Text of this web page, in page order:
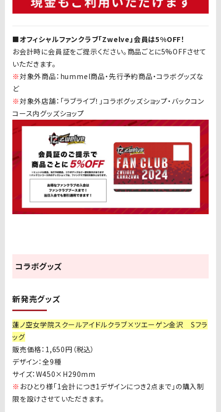
■オフィシャルファンクラブ「Zwelve」会員は5%OFF！
お会計時に会員証をご提示ください。商品ごとに5%OFFさせて
いただきます。
※対象外商品： hummel商品・先行予約商品・コラボグッズな
ど
※対象外店舗：「ラブライブ！」コラボグッズショップ・バックコン
コース内グッズショップ
コラボグッズ
新発売グッズ
蓮ノ空女学院スクールアイドルクラブ×ツエーゲン金沢 Sフラ
ッグ
販売価格： 1,650円（税込）
デザイン：全9種
サイズ：W450×H290mm
※ おひとり様「1会計につき1デザインにつき2点まで」の購入制
限を設けさせていただきます。